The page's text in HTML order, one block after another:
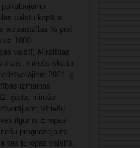
valstu kopējie
aizsardzībai % pret
uz 1000
valstī; Mirstības
mirušo skaita
2021. g.
izmaiņas
gadā, mirušo
Vīriešu
ilgums Eiropas
prognozējamā
Eiropas valstīs.